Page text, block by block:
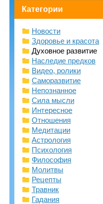
Категории
Новости
Здоровье и красота
Духовное развитие
Наследие предков
Видео, ролики
Саморазвитие
Непознанное
Сила мысли
Интересное
Отношения
Медитации
Астрология
Психология
Философия
Молитвы
Рецепты
Травник
Гадания